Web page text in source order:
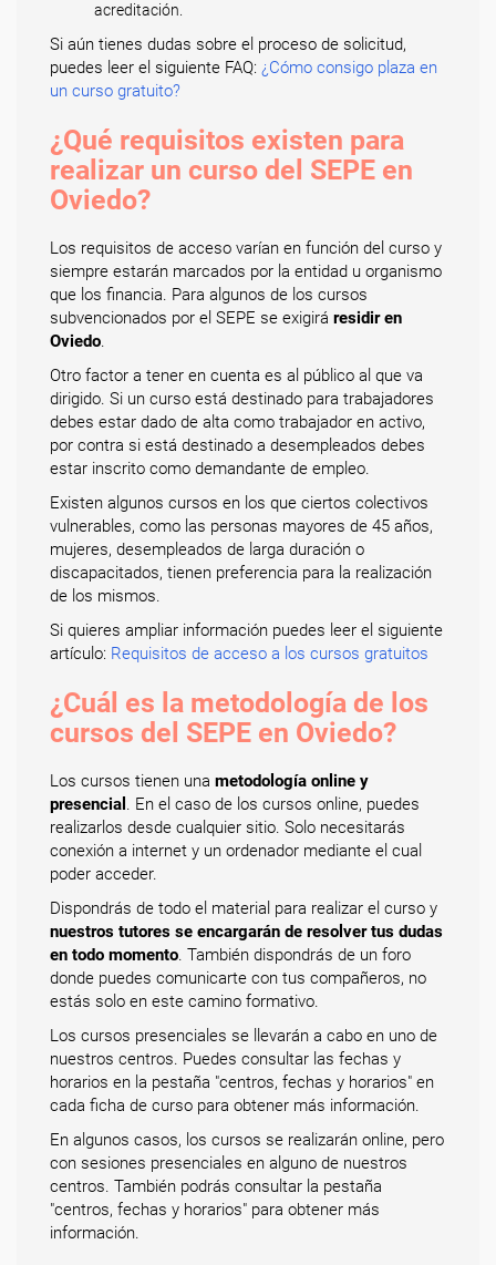
acreditación.
Si aún tienes dudas sobre el proceso de solicitud,
puedes leer el siguiente FAQ: ¿Cómo consigo plaza en
un curso gratuito?
¿Qué requisitos existen para
realizar un curso del SEPE en
Oviedo?
Los requisitos de acceso varían en función del curso y
siempre estarán marcados por la entidad u organismo
que los financia. Para algunos de los cursos
subvencionados por el SEPE se exigirá residir en
Oviedo.
Otro factor a tener en cuenta es al público al que va
dirigido. Si un curso está destinado para trabajadores
debes estar dado de alta como trabajador en activo,
por contra si está destinado a desempleados debes
estar inscrito como demandante de empleo.
Existen algunos cursos en los que ciertos colectivos
vulnerables, como las personas mayores de 45 años,
mujeres, desempleados de larga duración o
discapacitados, tienen preferencia para la realización
de los mismos.
Si quieres ampliar información puedes leer el siguiente
artículo: Requisitos de acceso a los cursos gratuitos
¿Cuál es la metodología de los
cursos del SEPE en Oviedo?
Los cursos tienen una metodología online y
presencial . En el caso de los cursos online, puedes
realizarlos desde cualquier sitio. Solo necesitarás
conexión a internet y un ordenador mediante el cual
poder acceder.
Dispondrás de todo el material para realizar el curso y
nuestros tutores se encargarán de resolver tus dudas
en todo momento. También dispondrás de un foro
donde puedes comunicarte con tus compañeros, no
estás solo en este camino formativo.
Los cursos presenciales se llevarán a cabo en uno de
nuestros centros. Puedes consultar las fechas y
horarios en la pestaña "centros, fechas y horarios" en
cada ficha de curso para obtener más información.
En algunos casos, los cursos se realizarán online, pero
con sesiones presenciales en alguno de nuestros
centros. También podrás consultar la pestaña
"centros, fechas y horarios" para obtener más
información.